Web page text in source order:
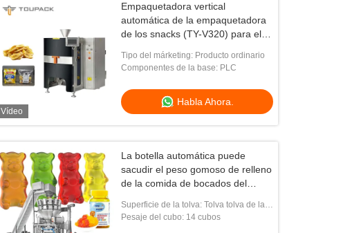
Vídeo
Empaquetadora vertical
automática de la empaquetadora
de los snacks (TY-V320) para el
Tipo del márketing: Producto ordinario
Componentes de la base: PLC
Habla Ahora.
La botella automática puede
sacudir el peso gomoso de relleno
de la comida de bocados del
la empaquetadora
Superficie de la tolva: Tolva tolva de la
placa/de la placa llanas del hoyuelo
Pesaje del cubo: 14 cubos